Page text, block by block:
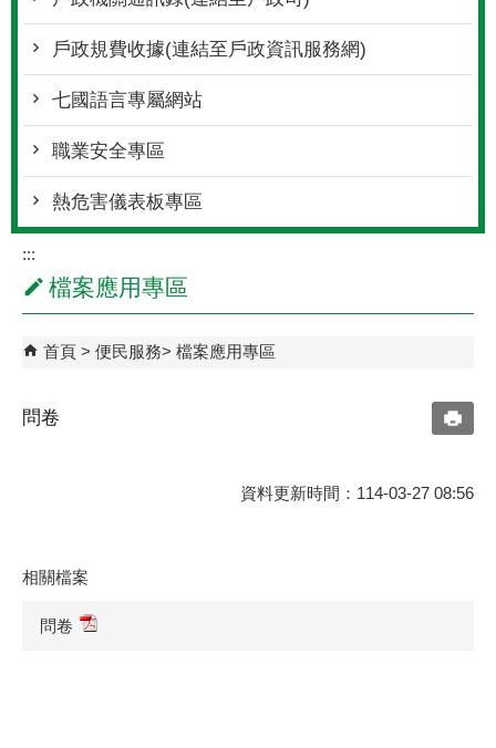
戶政規費收據(連結至戶政資訊服務網)
七國語言專屬網站
職業安全專區
熱危害儀表板專區
:::
檔案應用專區
首頁 便民服務 檔案應用專區
問卷
資料更新時間：114-03-27 08:56
相關檔案
問卷